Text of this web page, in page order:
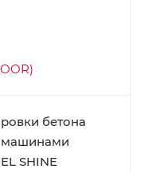
бетона
машинами
SHINE